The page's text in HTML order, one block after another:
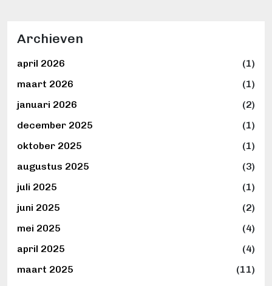
Archieven
april 2026
(1)
maart 2026
(1)
januari 2026
(2)
december 2025
(1)
oktober 2025
(1)
augustus 2025
(3)
juli 2025
(1)
juni 2025
(2)
mei 2025
(4)
april 2025
(4)
maart 2025
(11)